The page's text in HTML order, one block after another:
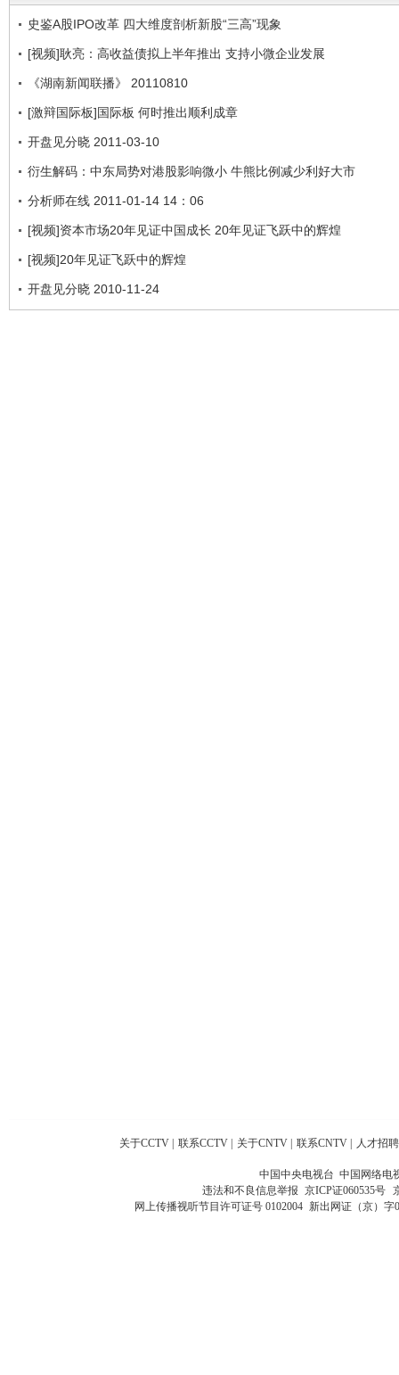
史鉴A股IPO改革 四大维度剖析新股“三高”现象
[视频]耿亮：高收益债拟上半年推出 支持小微企业发展
《湖南新闻联播》 20110810
[激辩国际板]国际板 何时推出顺利成章
开盘见分晓 2011-03-10
衍生解码：中东局势对港股影响微小 牛熊比例减少利好大市
分析师在线 2011-01-14 14：06
[视频]资本市场20年见证中国成长 20年见证飞跃中的辉煌
[视频]20年见证飞跃中的辉煌
开盘见分晓 2010-11-24
关于CCTV 联系CCTV 关于CNTV 联系CNTV 人才招聘
中国中央电视台 中国网络电
违法和不良信息举报 京ICP证060535号
网上传播视听节目许可证号 0102004 新出网证（京）